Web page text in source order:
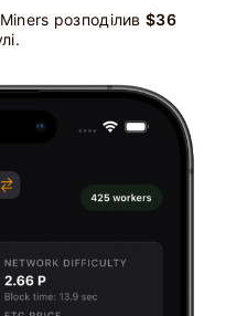
розподілив $36